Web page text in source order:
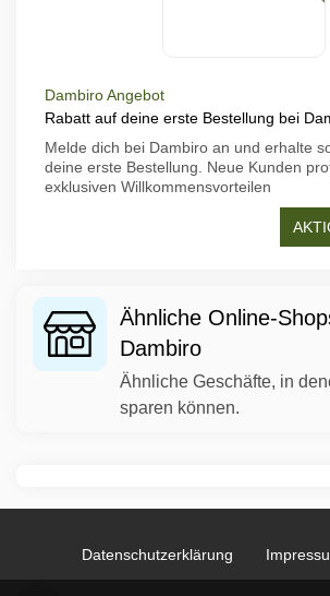
Dambiro Angebot
Rabatt auf deine erste Bestellung bei
Melde dich bei Dambiro an und erhalte
deine erste Bestellung. Neue Kunden
exklusiven Willkommensvorteilen
Ähnliche Online-
Dambiro
Ähnliche Geschäfte, in
sparen können.
Datenschutzerklärung